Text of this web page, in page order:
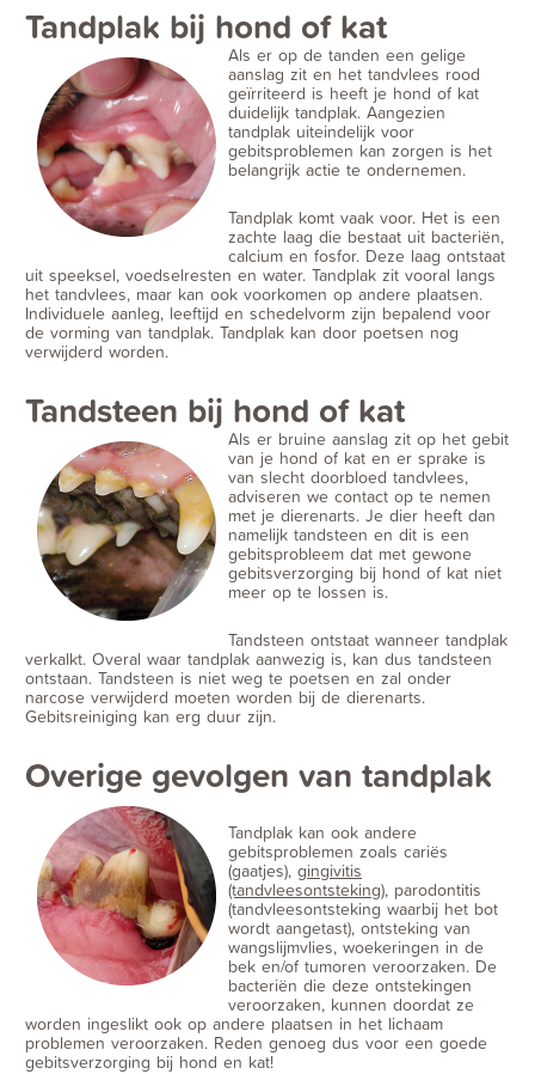
Tandplak bij hond of kat
Als er op de tanden een gelige
aanslag zit en het tandvlees rood
geïrriteerd is heeft je hond of kat
duidelijk tandplak. Aangezien
tandplak uiteindelijk voor
gebitsproblemen kan zorgen is het
belangrijk actie te ondernemen.
Tandplak komt vaak voor. Het is een
zachte laag die bestaat uit bacteriën,
calcium en fosfor. Deze laag ontstaat
uit speeksel, voedselresten en water. Tandplak zit vooral langs
het tandvlees, maar kan ook voorkomen op andere plaatsen.
Individuele aanleg, leeftijd en schedelvorm zijn bepalend voor
de vorming van tandplak. Tandplak kan door poetsen nog
verwijderd worden.
Tandsteen bij hond of kat
Als er bruine aanslag zit op het gebit
van je hond of kat en er sprake is
van slecht doorbloed tandvlees,
adviseren we contact op te nemen
met je dierenarts. Je dier heeft dan
namelijk tandsteen en dit is een
gebitsprobleem dat met gewone
gebitsverzorging bij hond of kat niet
meer op te lossen is.
Tandsteen ontstaat wanneer tandplak
verkalkt. Overal waar tandplak aanwezig is, kan dus tandsteen
ontstaan. Tandsteen is niet weg te poetsen en zal onder
narcose verwijderd moeten worden bij de dierenarts.
Gebitsreiniging kan erg duur zijn.
Overige gevolgen van tandplak
Tandplak kan ook andere
gebitsproblemen zoals cariës
(gaatjes), gingivitis
(tandvleesontsteking), parodontitis
(tandvleesontsteking waarbij het bot
wordt aangetast), ontsteking van
wangslijmvlies, woekeringen in de
bek en/of tumoren veroorzaken. De
bacteriën die deze ontstekingen
veroorzaken, kunnen doordat ze
worden ingeslikt ook op andere plaatsen in het lichaam
problemen veroorzaken. Reden genoeg dus voor een goede
gebitsverzorging bij hond en kat!